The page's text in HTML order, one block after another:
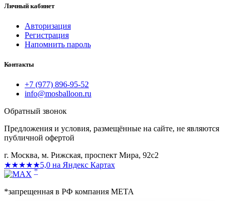
Личный кабинет
Авторизация
Регистрация
Напомнить пароль
Контакты
+7 (977) 896-95-52
info@mosballoon.ru
Обратный звонок
Предложения и условия, размещённые на сайте, не являются
публичной офертой
г. Москва, м. Рижская, проспект Мира, 92с2
★★★★★5,0 на Яндекс Картах
*
*запрещенная в РФ компания МЕТА